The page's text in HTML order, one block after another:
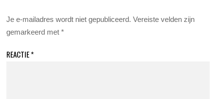
Je e-mailadres wordt niet gepubliceerd. Vereiste velden zijn
gemarkeerd met*
REACTIE*